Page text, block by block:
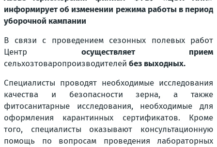
информирует об изменении режима работы в период
уборочной кампании
В связи с проведением сезонных полевых работ
Центр осуществляет прием
сельхозтоваропроизводителей без выходных.
Специалисты проводят необходимые исследования
качества и безопасности зерна, а также
фитосанитарные исследования, необходимые для
оформления карантинных сертификатов. Кроме
того, специалисты оказывают консультационную
помощь по вопросам проведения лабораторных